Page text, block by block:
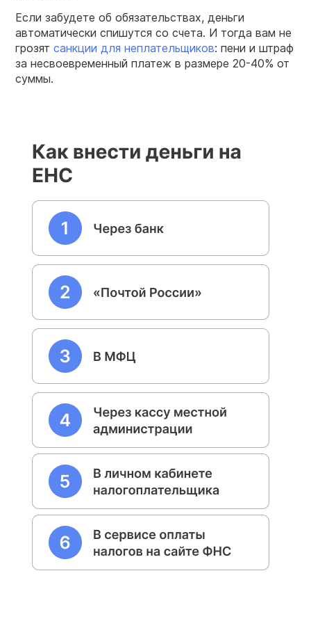
Если забудете об обязательствах, деньги
автоматически спишутся со счета. И тогда вам не
грозят санкции для неплательщиков: пени и штраф
за несвоевременный платеж в размере 20-40% от
суммы.